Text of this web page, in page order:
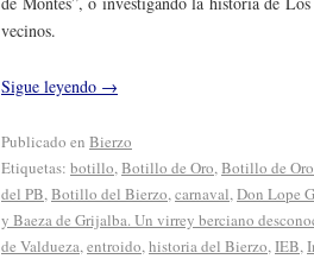
vecinos.
Sigue leyendo →
Publicado en Bierzo
Etiquetas: botillo,Botillo de Oro,Botillo de
del PB,Botillo del Bierzo,carnaval,Don Lope
y Baeza de Grijalba. Un virrey berciano
de Valdueza,entroido,historia del Bierzo,IEB,